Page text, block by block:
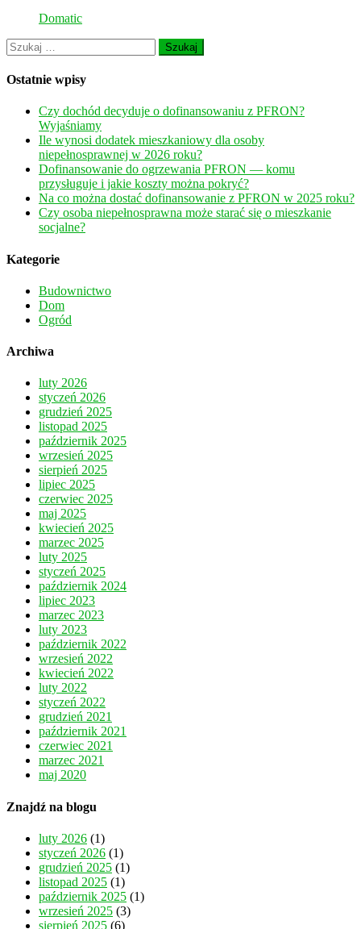
Domatic
Szukaj:
Ostatnie wpisy
Czy dochód decyduje o dofinansowaniu z PFRON?
Wyjaśniamy
Ile wynosi dodatek mieszkaniowy dla osoby
niepełnosprawnej w 2026 roku?
Dofinansowanie do ogrzewania PFRON — komu
przysługuje i jakie koszty można pokryć?
Na co można dostać dofinansowanie z PFRON w 2025 roku?
Czy osoba niepełnosprawna może starać się o mieszkanie
socjalne?
Kategorie
Budownictwo
Dom
Ogród
Archiwa
luty 2026
styczeń 2026
grudzień 2025
listopad 2025
październik 2025
wrzesień 2025
sierpień 2025
lipiec 2025
czerwiec 2025
maj 2025
kwiecień 2025
marzec 2025
luty 2025
styczeń 2025
październik 2024
lipiec 2023
marzec 2023
luty 2023
październik 2022
wrzesień 2022
kwiecień 2022
luty 2022
styczeń 2022
grudzień 2021
październik 2021
czerwiec 2021
marzec 2021
maj 2020
Znajdź na blogu
luty 2026 (1)
styczeń 2026 (1)
grudzień 2025 (1)
listopad 2025 (1)
październik 2025 (1)
wrzesień 2025 (3)
sierpień 2025 (6)